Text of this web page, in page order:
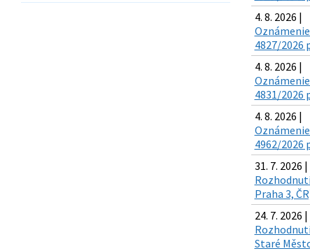
4. 8. 2026 |
4827/2026
4. 8. 2026 |
4831/2026
4. 8. 2026 |
4962/2026
31. 7. 2026 |
Praha 3,
24. 7. 2026 |
Staré